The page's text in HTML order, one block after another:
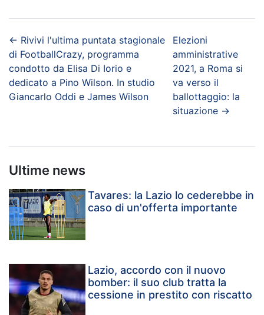
← Rivivi l'ultima puntata stagionale
di FootballCrazy, programma
condotto da Elisa Di Iorio e
dedicato a Pino Wilson. In studio
Giancarlo Oddi e James Wilson
Elezioni
amministrative
2021, a Roma si
va verso il
ballottaggio: la
situazione →
Ultime news
Tavares: la Lazio lo cederebbe in
caso di un'offerta importante
Lazio, accordo con il nuovo
bomber: il suo club tratta la
cessione in prestito con riscatto